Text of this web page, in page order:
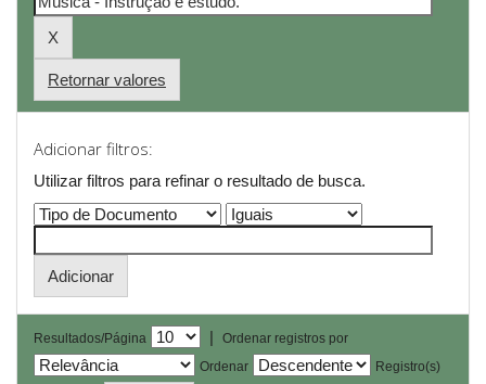
Retornar valores
Adicionar filtros:
Utilizar filtros para refinar o resultado de busca.
Resultados/Página |
Ordenar registros por
Ordenar
Registro(s)